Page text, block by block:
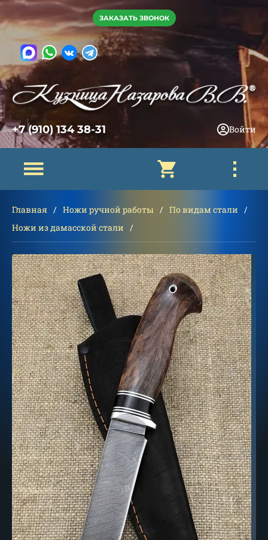
ЗАКАЗАТЬ ЗВОНОК
+7 (910) 134 38-31 Войти
Главная Ножи ручной работы
По видам стали
Ножи из дамасской стали